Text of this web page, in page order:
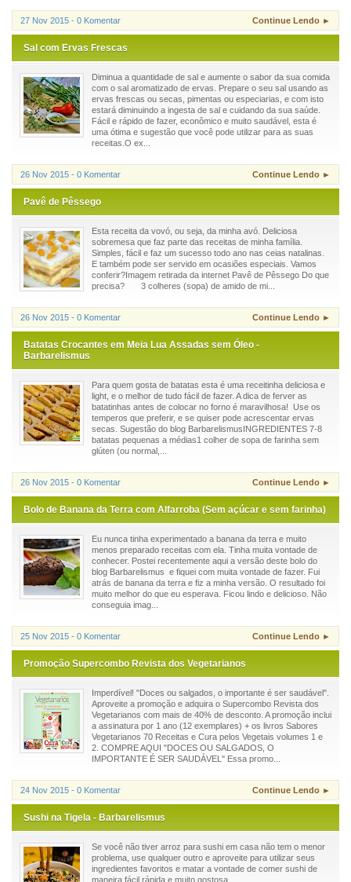
27 Nov 2015 - 0 Komentar Continue Lendo ►
Sal com Ervas Frescas
Diminua a quantidade de sal e aumente o sabor da sua comida
com o sal aromatizado de ervas. Prepare o seu sal usando as
ervas frescas ou secas, pimentas ou especiarias, e com isto
estará diminuindo a ingesta de sal e cuidando da sua saúde.
Fácil e rápido de fazer, econômico e muito saudável, esta é
uma ótima e sugestão que você pode utilizar para as suas
receitas.O ex...
26 Nov 2015 - 0 Komentar Continue Lendo ►
Pavê de Pêssego
Esta receita da vovó, ou seja, da minha avó. Deliciosa
sobremesa que faz parte das receitas de minha família.
Simples, fácil e faz um sucesso todo ano nas ceias natalinas.
E também pode ser servido em ocasiões especiais. Vamos
conferir?Imagem retirada da internet Pavê de Pêssego Do que
precisa? 3 colheres (sopa) de amido de mi...
26 Nov 2015 - 0 Komentar Continue Lendo ►
Batatas Crocantes em Meia Lua Assadas sem Óleo -
Barbarelismus
Para quem gosta de batatas esta é uma receitinha deliciosa e
light, e o melhor de tudo fácil de fazer. A dica de ferver as
batatinhas antes de colocar no forno é maravilhosa! Use os
temperos que preferir, e se quiser pode acrescentar ervas
secas. Sugestão do blog BarbarelismusINGREDIENTES 7-8
batatas pequenas a médias1 colher de sopa de farinha sem
glúten (ou normal,...
26 Nov 2015 - 0 Komentar Continue Lendo ►
Bolo de Banana da Terra com Alfarroba (Sem açúcar e sem farinha)
Eu nunca tinha experimentado a banana da terra e muito
menos preparado receitas com ela. Tinha muita vontade de
conhecer. Postei recentemente aqui a versão deste bolo do
blog Barbarelismus e fiquei com muita vontade de fazer. Fui
atrás de banana da terra e fiz a minha versão. O resultado foi
muito melhor do que eu esperava. Ficou lindo e delicioso. Não
conseguia imag...
25 Nov 2015 - 0 Komentar Continue Lendo ►
Promoção Supercombo Revista dos Vegetarianos
Imperdível! "Doces ou salgados, o importante é ser saudável".
Aproveite a promoção e adquira o Supercombo Revista dos
Vegetarianos com mais de 40% de desconto. A promoção inclui
a assinatura por 1 ano (12 exemplares) + os livros Sabores
Vegetarianos 70 Receitas e Cura pelos Vegetais volumes 1 e
2. COMPRE AQUI "DOCES OU SALGADOS, O
IMPORTANTE É SER SAUDÁVEL" Essa promo...
24 Nov 2015 - 0 Komentar Continue Lendo ►
Sushi na Tigela - Barbarelismus
Se você não tiver arroz para sushi em casa não tem o menor
problema, use qualquer outro e aproveite para utilizar seus
ingredientes favoritos e matar a vontade de comer sushi de
maneira fácil rápida e muito gostosa.